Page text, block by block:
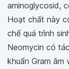
aminoglycosid,
Hoạt chất này
chế quá trình
Neomycin có
khuẩn Gram âm